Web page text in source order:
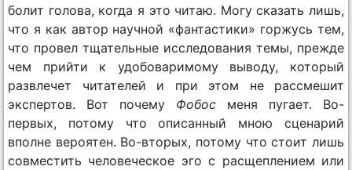
болит голова, когда я это читаю. Могу сказать лишь,
что я как автор научной «фантастики» горжусь тем,
что провел тщательные исследования темы, прежде
чем прийти к удобоваримому выводу, который
развлечет читателей и при этом не рассмешит
экспертов. Вот почему Фобос меня пугает. Во-
первых, потому что описанный мною сценарий
вполне вероятен. Во-вторых, потому что стоит лишь
совместить человеческое эго с расщеплением или